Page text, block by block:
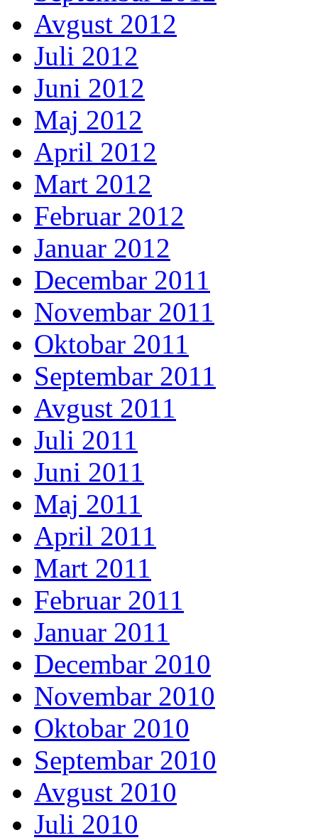
Avgust 2012
Juli 2012
Juni 2012
Maj 2012
April 2012
Mart 2012
Februar 2012
Januar 2012
Decembar 2011
Novembar 2011
Oktobar 2011
Septembar 2011
Avgust 2011
Juli 2011
Juni 2011
Maj 2011
April 2011
Mart 2011
Februar 2011
Januar 2011
Decembar 2010
Novembar 2010
Oktobar 2010
Septembar 2010
Avgust 2010
Juli 2010